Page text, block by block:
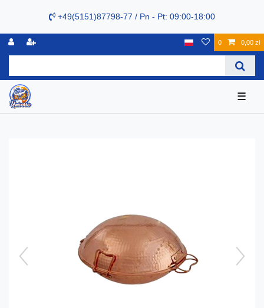
+49(5151)87798-77 / Pn - Pt: 09:00-18:00
0 0,00 zł
☰